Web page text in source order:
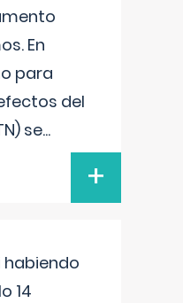
En
para
del
se...
+
habiendo
14